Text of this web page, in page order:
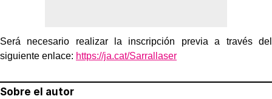
Será necesario realizar la inscripción previa a través del
siguiente enlace: https://ja.cat/Sarrallaser
Sobre el autor